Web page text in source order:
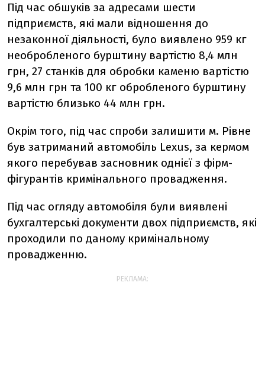
Під час обшуків за адресами шести
підприємств, які мали відношення до
незаконної діяльності, було виявлено 959 кг
необробленого бурштину вартістю 8,4 млн
грн, 27 станків для обробки каменю вартістю
9,6 млн грн та 100 кг обробленого бурштину
вартістю близько 44 млн грн.
Окрім того, під час спроби залишити м. Рівне
був затриманий автомобіль Lexus, за кермом
якого перебував засновник однієї з фірм-
фігурантів кримінального провадження.
Під час огляду автомобіля були виявлені
бухгалтерські документи двох підприємств, які
проходили по даному кримінальному
провадженню.
РЕКЛАМА: